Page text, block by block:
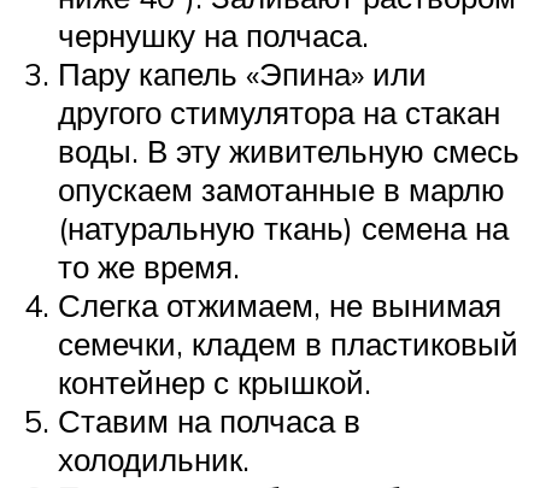
чернушку на полчаса.
Пару капель «Эпина» или
другого стимулятора на стакан
воды. В эту живительную смесь
опускаем замотанные в марлю
(натуральную ткань) семена на
то же время.
Слегка отжимаем, не вынимая
семечки, кладем в пластиковый
контейнер с крышкой.
Ставим на полчаса в
холодильник.